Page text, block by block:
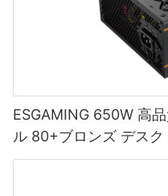
ESGAMING 650W 高
ル 80+ブロンズ デスク
ESB650W